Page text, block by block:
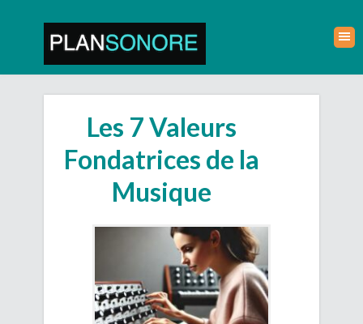
Les 7 Valeurs
Fondatrices de la
Musique